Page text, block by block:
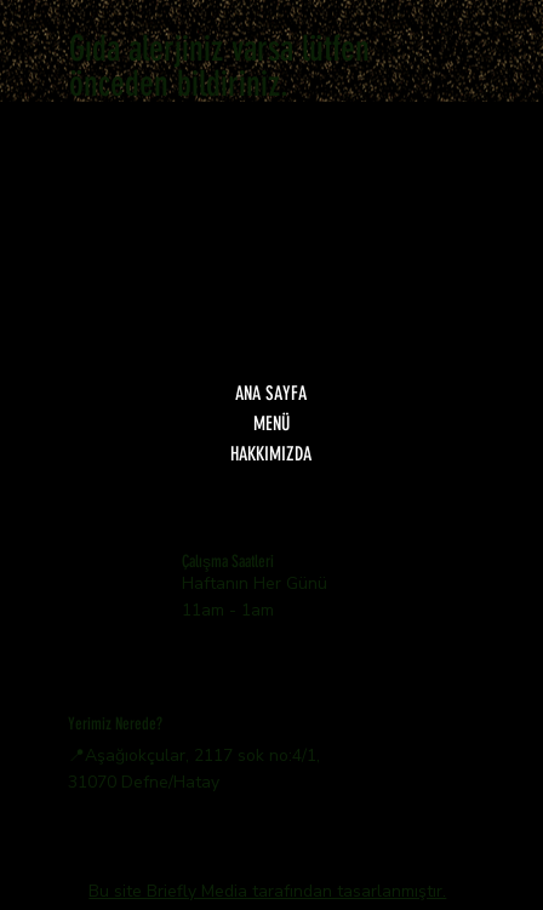
Gıda alerjiniz varsa lütfen
önceden bildiriniz.
ANA SAYFA
MENÜ
HAKKIMIZDA
Çalışma Saatleri
Haftanın Her Günü
11am - 1am
Yerimiz Nerede?
📍Aşağıokçular, 2117 sok no:4/1,
31070 Defne/Hatay
Bu site Briefly Media tarafından tasarlanmıştır.